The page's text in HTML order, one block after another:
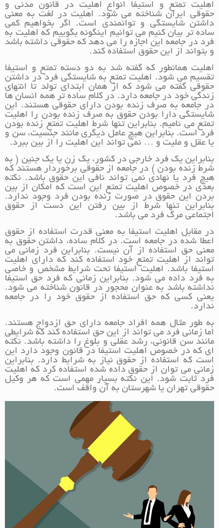
اهلیت تمتع و استیفا انواع اهلیت در قانون مدنی و
حقوقی ایران شناخته می شود. اهلیت در لغت به معنی
داشتن شایستگی و توانمندی است. اگر بخواهیم کمی
ساده تر بیان کنیم می توانیم اینگونه بگوییم که اهلیت به
فرد در جامعه این اجازه را می دهد که حقوقی داشته باشد
و بتواند از این حقوق استفاده کند.
اهلیت همانطور که گفته شد به دو دسته تمتع و استیفا
تقسیم می شود. اهلیت تمتع به شایستگی فرد در داشتن
حقوقی گفته می شود که از همان ابتدای تولد تا انتهای
زندگی خود در جامعه دارد. در کلام ساده تر همه انسان ها
در جامعه به صرف زنده بودن دارای حقوقی هستند. این
شایستگی دارا بودن حقوق به صرف زنده بودن را اهلیت
تمتع می نامیم. بنابراین تنها شرط اهلیت تمتع زنده بودن
فرد است. بنابراین هیچ عامل دیگری مانند جنسیت، سن و
یا عقل و ملیت و … نمی تواند این اهلیت را از بین ببرد.
بنابراین یک فرد خارجی در کشور، یک زن یا یک جنین ( به
شرط زنده بودن ) در جامعه از حقوقی برخوردار هستند که
هیچ فرد یا نهادی نمی تواند نافی این حقوق باشد. نکته
بعدی در خصوص اهلیت تمتع این است که امکان از بین
بردن این حقوق در صورت زنده بودن فرد وجود ندارد.
بنابراین تنها شرط از بین رفتن این دست از حقوق
اجتماعی مرگ فرد می باشد.
در مقابل اهلیت استیفا به معنی قدرت استفاده از حقوق
اعطا شده در جامعه است. در کلام ساده، داشتن حقوق به
معنی حق استفاده از آن نیست. بنابراین فرد زمانی می
تواند از اهلیت تمتع خود استفاده کند که دارای اهلیت
استیفا باشد. اهلیت استیفا تحت شرایط مشخص و خاصی
به فرد داده می شود. بنابراین زمانی که فرد حق استیفا
نداشته باشد به عنوان محجور در قانون شناخته می شود.
یعنی کسی که حق استفاده از حقوق خود را در جامعه
ندارد.
به طور مثال همه افراد جامعه دارای حق ازدواج هستند.
اما زمانی فرد می تواند از این حق استفاده کند که شرایطی
مانند سن قانونی، رشد عقلی و بلوغ را داشته باشد. نکته
ای که در خصوص اهلیت استیفا در قانون وجود دارد این
است که استفاده از حقوق نیاز به شرایط دارد. بنابراین
زمانی می توان از حقوق داده شده استفاده کرد که اهلیت
فرد ثابت شود. این نکته بسیار مهمی است که هر وکیل
حقوقی تهران یا شهرستان به آن واقف است.